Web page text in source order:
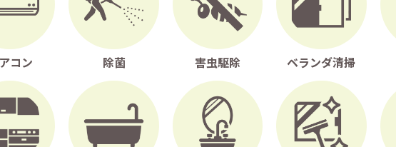
コン 除菌 害虫駆除 ベランダ清掃